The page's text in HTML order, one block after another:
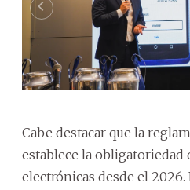
Cabe destacar que la
establece la obligatoriedad
electrónicas desde el 2026.